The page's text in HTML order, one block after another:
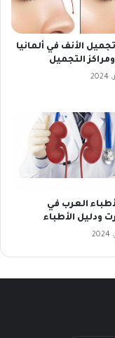
الأنف في ألمانيا
التجميل
العرب في
ودليل الأطباء